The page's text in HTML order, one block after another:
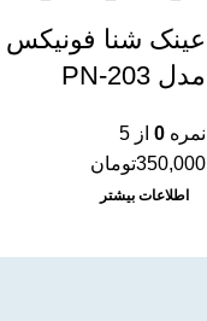
مدل PN-203
نمره 0 از 5
350,000تومان
اطلاعات بیشتر